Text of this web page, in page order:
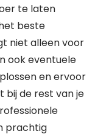
te laten
beste
niet alleen voor
ook eventuele
en ervoor
bij de rest van je
prachtig